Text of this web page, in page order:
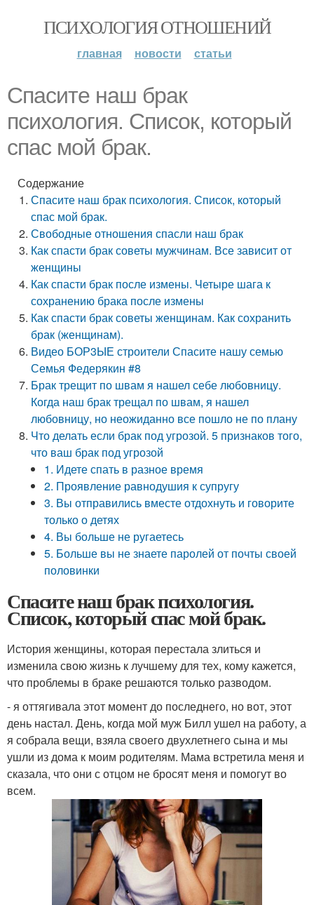
ПСИХОЛОГИЯ ОТНОШЕНИЙ
главная новости статьи
Спасите наш брак
психология. Список, который
спас мой брак.
Содержание
Спасите наш брак психология. Список, который
спас мой брак.
Свободные отношения спасли наш брак
Как спасти брак советы мужчинам. Все зависит от
женщины
Как спасти брак после измены. Четыре шага к
сохранению брака после измены
Как спасти брак советы женщинам. Как сохранить
брак (женщинам).
Видео БОР3ЫЕ строители Спасите нашу семью
Семья Федерякин #8
Брак трещит по швам я нашел себе любовницу.
Когда наш брак трещал по швам, я нашел
любовницу, но неожиданно все пошло не по плану
Что делать если брак под угрозой. 5 признаков того,
что ваш брак под угрозой
1. Идете спать в разное время
2. Проявление равнодушия к супругу
3. Вы отправились вместе отдохнуть и говорите
только о детях
4. Вы больше не ругаетесь
5. Больше вы не знаете паролей от почты своей
половинки
Спасите наш брак психология.
Список, который спас мой брак.
История женщины, которая перестала злиться и
изменила свою жизнь к лучшему для тех, кому кажется,
что проблемы в браке решаются только разводом.
- я оттягивала этот момент до последнего, но вот, этот
день настал. День, когда мой муж Билл ушел на работу, а
я собрала вещи, взяла своего двухлетнего сына и мы
ушли из дома к моим родителям. Мама встретила меня и
сказала, что они с отцом не бросят меня и помогут во
всем.